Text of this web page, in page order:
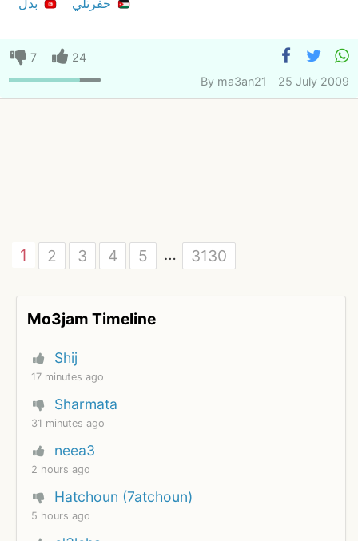
بدل
حفرتلي
7
24
By ma3an21 25 July 2009
1 2 3 4 5 … 3130
Mo3jam Timeline
Shij
17 minutes ago
Sharmata
31 minutes ago
neea3
2 hours ago
Hatchoun (7atchoun)
5 hours ago